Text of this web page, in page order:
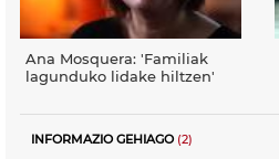
Ana Mosquera: 'Familiak
lagunduko lidake hiltzen'
INFORMAZIO GEHIAGO(2)